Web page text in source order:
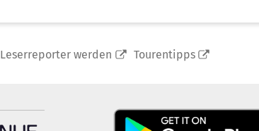
Leserreporter werden Tourentipps